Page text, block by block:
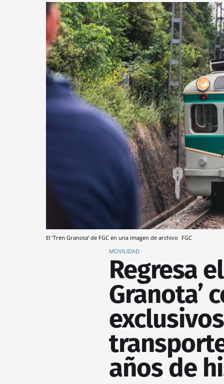
El ‘Tren Granota’ de FGC en una imagen de archivo FGC
MOVILIDAD
Regresa
Granota’
años de